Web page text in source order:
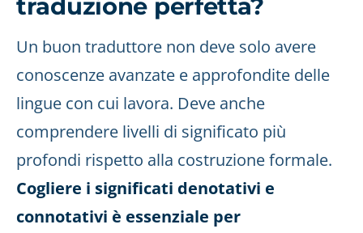
traduzione perfetta?
Un buon traduttore non deve solo avere
conoscenze avanzate e approfondite delle
lingue con cui lavora. Deve anche
comprendere livelli di significato più
profondi rispetto alla costruzione formale.
Cogliere i significati denotativi e
connotativi è essenziale per